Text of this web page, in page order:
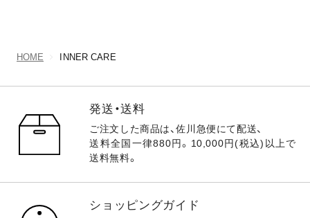
HOME INNER CARE
発送・送料
ご注文した商品は、佐川急便にて配送、
送料全国一律880円。10,000円(税込)以上で
送料無料。
ショッピングガイド